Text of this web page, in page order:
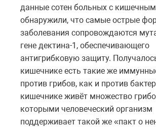
данные сотен больных с
обнаружили, что самые острые
заболевания сопровождаются
гене дектина-1, обеспечивающего
антигрибковую защиту.
кишечнике есть такие же
против грибов, как и против
кишечнике живёт множество
которыми человеческий организм
поддерживает такой же «пакт о